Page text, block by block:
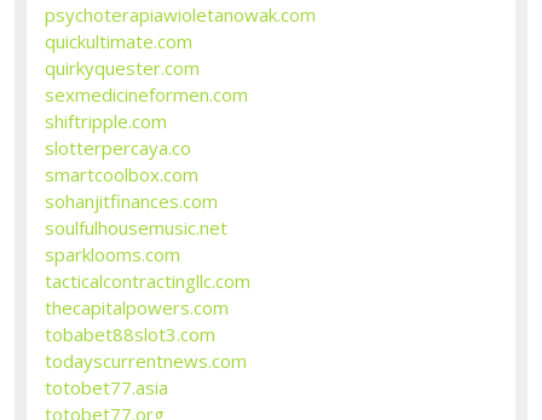
psychoterapiawioletanowak.com
quickultimate.com
quirkyquester.com
sexmedicineformen.com
shiftripple.com
slotterpercaya.co
smartcoolbox.com
sohanjitfinances.com
soulfulhousemusic.net
sparklooms.com
tacticalcontractingllc.com
thecapitalpowers.com
tobabet88slot3.com
todayscurrentnews.com
totobet77.asia
totobet77.org